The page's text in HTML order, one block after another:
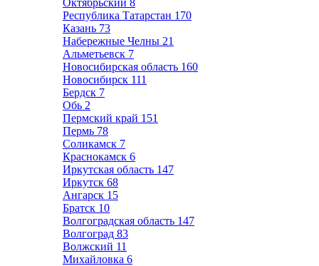
Октябрьский 8
Республика Татарстан 170
Казань 73
Набережные Челны 21
Альметьевск 7
Новосибирская область 160
Новосибирск 111
Бердск 7
Обь 2
Пермский край 151
Пермь 78
Соликамск 7
Краснокамск 6
Иркутская область 147
Иркутск 68
Ангарск 15
Братск 10
Волгоградская область 147
Волгоград 83
Волжский 11
Михайловка 6